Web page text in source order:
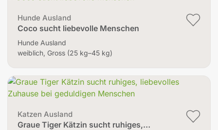
Hunde Ausland
Coco sucht liebevolle Menschen
Hunde Ausland
weiblich, Gross (25 kg–45 kg)
Katzen Ausland
Graue Tiger Kätzin sucht ruhiges,…